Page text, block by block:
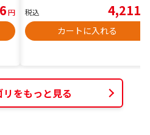
円 税込 4,211
カートに入れる
リをもっと見る